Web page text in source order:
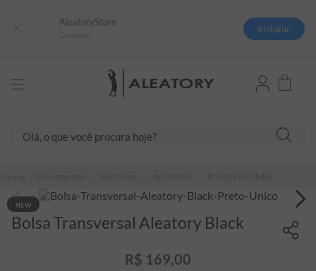
AleatoryStore
Instalar
NEW
Bolsa Transversal Aleatory Black
R$ 169,00
boné
4º
camiseta